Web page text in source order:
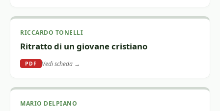
RICCARDO TONELLI
Ritratto di un giovane cristiano
PDF Vedi scheda →
MARIO DELPIANO